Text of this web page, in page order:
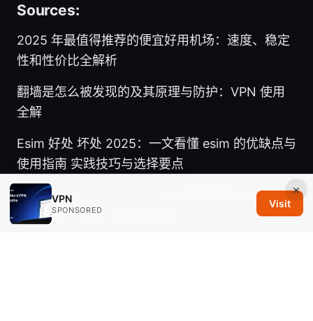
Sources:
2025 年最值得推荐的便宜好用机场：速度、稳定
性和性价比全解析
翻墙是怎么被发现的及其原理与防护：VPN 使用
全解
Esim 好处 坏处 2025：一文看懂 esim 的优缺点与
使用指南 实践技巧与选择要点
V5vpn mac 在 macOS 上的完整使用指南：安
装、配置、隐私与解锁流媒体
手机怎么用vpn翻
×
VPN
SPONSORED
Visit